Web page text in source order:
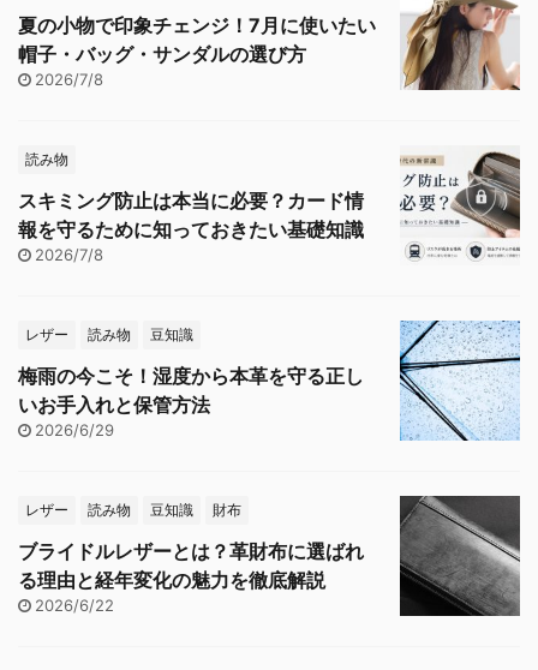
夏の小物で印象チェンジ！7月に使いたい
帽子・バッグ・サンダルの選び方
2026/7/8
読み物
スキミング防止は本当に必要？カード情
報を守るために知っておきたい基礎知識
2026/7/8
レザー 読み物 豆知識
梅雨の今こそ！湿度から本革を守る正し
いお手入れと保管方法
2026/6/29
レザー 読み物 豆知識 財布
ブライドルレザーとは？革財布に選ばれ
る理由と経年変化の魅力を徹底解説
2026/6/22